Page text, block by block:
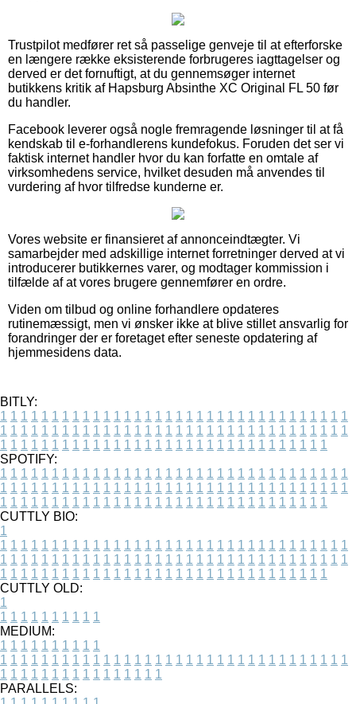
Trustpilot medfører ret så passelige genveje til at efterforske
en længere række eksisterende forbrugeres iagttagelser og
derved er det fornuftigt, at du gennemsøger internet
butikkens kritik af Hapsburg Absinthe XC Original FL 50 før
du handler.
Facebook leverer også nogle fremragende løsninger til at få
kendskab til e-forhandlerens kundefokus. Foruden det ser vi
faktisk internet handler hvor du kan forfatte en omtale af
virksomhedens service, hvilket desuden må anvendes til
vurdering af hvor tilfredse kunderne er.
Vores website er finansieret af annonceindtægter. Vi
samarbejder med adskillige internet forretninger derved at vi
introducerer butikkernes varer, og modtager kommission i
tilfælde af at vores brugere gennemfører en ordre.
Viden om tilbud og online forhandlere opdateres
rutinemæssigt, men vi ønsker ikke at blive stillet ansvarlig for
forandringer der er foretaget efter seneste opdatering af
hjemmesidens data.
BITLY:
1 1 1 1 1 1 1 1 1 1 1 1 1 1 1 1 1 1 1 1 1 1 1 1 1 1 1 1 1 1 1 1 1 1
1 1 1 1 1 1 1 1 1 1 1 1 1 1 1 1 1 1 1 1 1 1 1 1 1 1 1 1 1 1 1 1 1 1
1 1 1 1 1 1 1 1 1 1 1 1 1 1 1 1 1 1 1 1 1 1 1 1 1 1 1 1 1 1 1 1
SPOTIFY:
1 1 1 1 1 1 1 1 1 1 1 1 1 1 1 1 1 1 1 1 1 1 1 1 1 1 1 1 1 1 1 1 1 1
1 1 1 1 1 1 1 1 1 1 1 1 1 1 1 1 1 1 1 1 1 1 1 1 1 1 1 1 1 1 1 1 1 1
1 1 1 1 1 1 1 1 1 1 1 1 1 1 1 1 1 1 1 1 1 1 1 1 1 1 1 1 1 1 1 1
CUTTLY BIO:
1
1 1 1 1 1 1 1 1 1 1 1 1 1 1 1 1 1 1 1 1 1 1 1 1 1 1 1 1 1 1 1 1 1 1
1 1 1 1 1 1 1 1 1 1 1 1 1 1 1 1 1 1 1 1 1 1 1 1 1 1 1 1 1 1 1 1 1 1
1 1 1 1 1 1 1 1 1 1 1 1 1 1 1 1 1 1 1 1 1 1 1 1 1 1 1 1 1 1 1 1
CUTTLY OLD:
1
1 1 1 1 1 1 1 1 1 1
MEDIUM:
1 1 1 1 1 1 1 1 1 1
1 1 1 1 1 1 1 1 1 1 1 1 1 1 1 1 1 1 1 1 1 1 1 1 1 1 1 1 1 1 1 1 1 1
1 1 1 1 1 1 1 1 1 1 1 1 1 1 1 1
PARALLELS: